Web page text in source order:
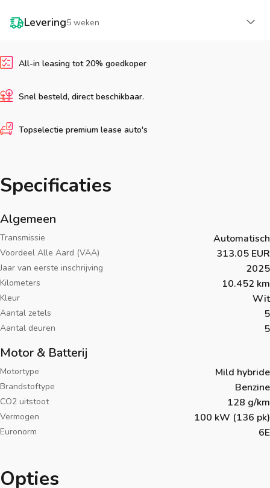
Levering5 weken
All-in leasing tot 20% goedkoper
Snel besteld, direct beschikbaar.
Topselectie premium lease auto's
Specificaties
Algemeen
Transmissie Automatisch
Voordeel Alle Aard (VAA) 313.05 EUR
Jaar van eerste inschrijving 2025
Kilometers 10.452 km
Kleur Wit
Aantal zetels 5
Aantal deuren 5
Motor & Batterij
Motortype Mild hybride
Brandstoftype Benzine
CO2 uitstoot 128 g/km
Vermogen 100 kW (136 pk)
Euronorm 6E
Opties